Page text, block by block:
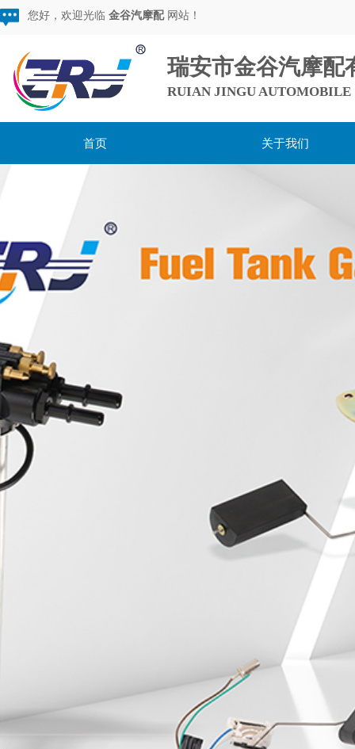
您好，欢迎光临 金谷汽摩配网站！
瑞安市金谷汽摩配
RUIAN JINGU AUTOMOBILE
首页 关于我们
用心服务，超越期待，
Whole-hearted service, beyond expectation, do the best
hardware products
全国咨询服务热线
400-0X0-0000